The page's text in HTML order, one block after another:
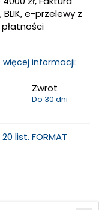
e-przelewy z
więcej informacji:
Zwrot
Do 30 dni
list. FORMAT